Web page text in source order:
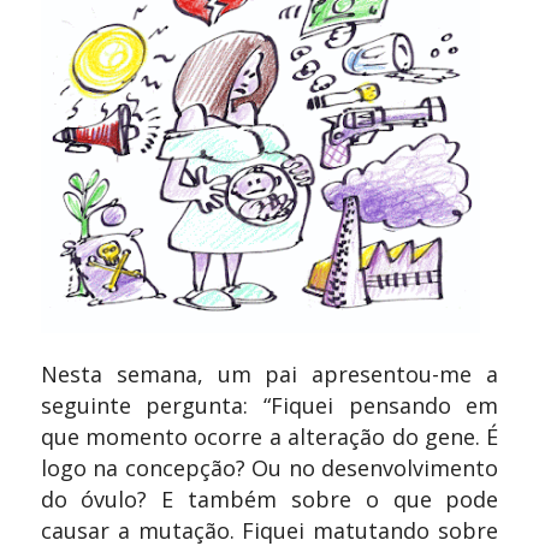
Nesta semana, um pai apresentou-me a
seguinte pergunta: “Fiquei pensando em
que momento ocorre a alteração do gene. É
logo na concepção? Ou no desenvolvimento
do óvulo? E também sobre o que pode
causar a mutação. Fiquei matutando sobre